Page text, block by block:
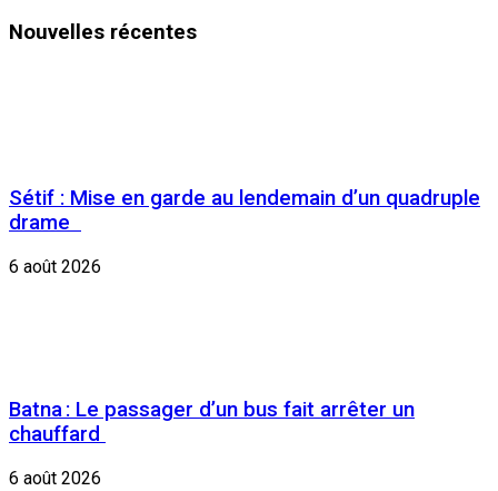
Nouvelles récentes
Sétif : Mise en garde au lendemain d’un quadruple
drame
6 août 2026
Batna : Le passager d’un bus fait arrêter un
chauffard
6 août 2026